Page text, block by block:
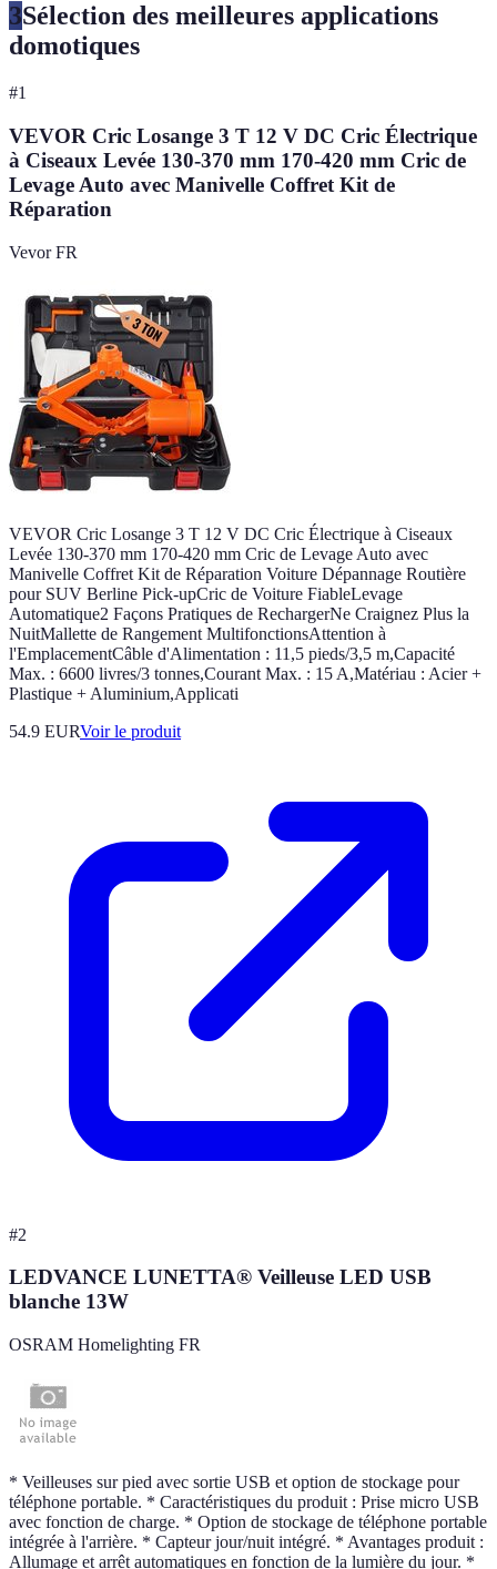
3Sélection des meilleures applications
domotiques
#1
VEVOR Cric Losange 3 T 12 V DC Cric Électrique
à Ciseaux Levée 130-370 mm 170-420 mm Cric de
Levage Auto avec Manivelle Coffret Kit de
Réparation
Vevor FR
VEVOR Cric Losange 3 T 12 V DC Cric Électrique à Ciseaux
Levée 130-370 mm 170-420 mm Cric de Levage Auto avec
Manivelle Coffret Kit de Réparation Voiture Dépannage Routière
pour SUV Berline Pick-upCric de Voiture FiableLevage
Automatique2 Façons Pratiques de RechargerNe Craignez Plus la
NuitMallette de Rangement MultifonctionsAttention à
l'EmplacementCâble d'Alimentation : 11,5 pieds/3,5 m,Capacité
Max. : 6600 livres/3 tonnes,Courant Max. : 15 A,Matériau : Acier +
Plastique + Aluminium,Applicati
54.9 EURVoir le produit
#2
LEDVANCE LUNETTA® Veilleuse LED USB
blanche 13W
OSRAM Homelighting FR
* Veilleuses sur pied avec sortie USB et option de stockage pour
téléphone portable. * Caractéristiques du produit : Prise micro USB
avec fonction de charge. * Option de stockage de téléphone portable
intégrée à l'arrière. * Capteur jour/nuit intégré. * Avantages produit :
Allumage et arrêt automatiques en fonction de la lumière du jour. *